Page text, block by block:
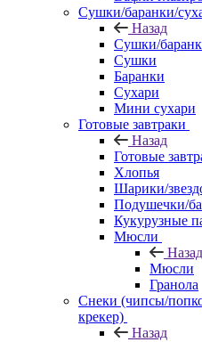
Сушки/баранки/
Назад
Сушки/
Сушки
Баранки
Сухари
Мини сухари
Готовые завтраки
Назад
Готовые
Хлопья
Шарики/
Подушечки/
Кукурузные
Мюсли
Назад
Мюсли
Гранола
Снеки (чипсы/
крекер)
Назад